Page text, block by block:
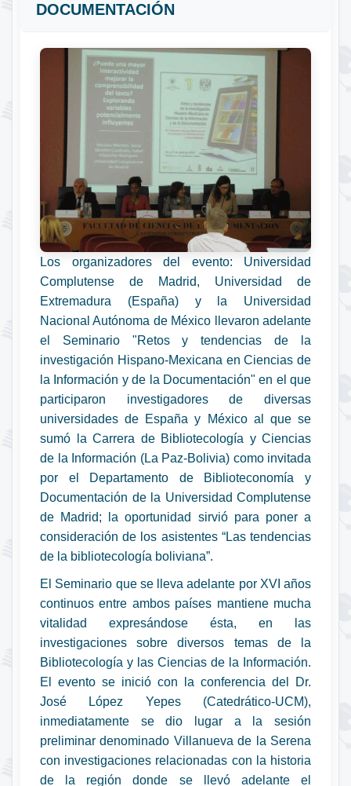
DOCUMENTACIÓN
Los organizadores del evento: Universidad
Complutense de Madrid, Universidad de
Extremadura (España) y la Universidad
Nacional Autónoma de México llevaron adelante
el Seminario "Retos y tendencias de la
investigación Hispano-Mexicana en Ciencias de
la Información y de la Documentación" en el que
participaron investigadores de diversas
universidades de España y México al que se
sumó la Carrera de Bibliotecología y Ciencias
de la Información (La Paz-Bolivia) como invitada
por el Departamento de Biblioteconomía y
Documentación de la Universidad Complutense
de Madrid; la oportunidad sirvió para poner a
consideración de los asistentes “Las tendencias
de la bibliotecología boliviana”.
El Seminario que se lleva adelante por XVI años
continuos entre ambos países mantiene mucha
vitalidad expresándose ésta, en las
investigaciones sobre diversos temas de la
Bibliotecología y las Ciencias de la Información.
El evento se inició con la conferencia del Dr.
José López Yepes (Catedrático-UCM),
inmediatamente se dio lugar a la sesión
preliminar denominado Villanueva de la Serena
con investigaciones relacionadas con la historia
de la región donde se llevó adelante el